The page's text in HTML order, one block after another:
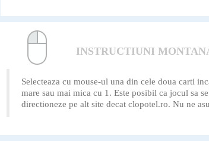
INSTRUCTIUNI
Selecteaza cu mouse-ul una din cele doua carti
mare sau mai mica cu 1. Este posibil ca jocul sa
directioneze pe alt site decat clopotel.ro. Nu ne